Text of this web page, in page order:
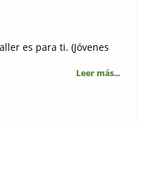
es para ti. (Jóvenes
Leer más...